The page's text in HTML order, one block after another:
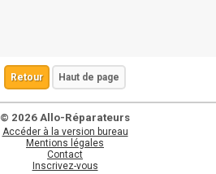
Retour Haut de page
© 2026 Allo-Réparateurs
Accéder à la version bureau
Mentions légales
Contact
Inscrivez-vous